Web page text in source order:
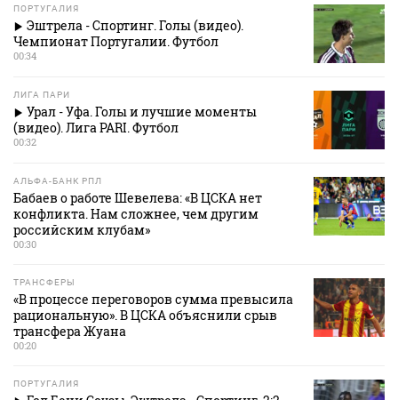
ПОРТУГАЛИЯ
Эштрела - Спортинг. Голы (видео).
Чемпионат Португалии. Футбол
00:34
ЛИГА ПАРИ
Урал - Уфа. Голы и лучшие моменты
(видео). Лига PARI. Футбол
00:32
АЛЬФА-БАНК РПЛ
Бабаев о работе Шевелева: «В ЦСКА нет
конфликта. Нам сложнее, чем другим
российским клубам»
00:30
ТРАНСФЕРЫ
«В процессе переговоров сумма превысила
рациональную». В ЦСКА объяснили срыв
трансфера Жуана
00:20
ПОРТУГАЛИЯ